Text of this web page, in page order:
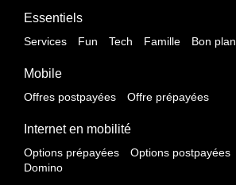
Essentiels
Services Fun Tech Famille Bon plan
Mobile
Offres postpayées Offre prépayées
Internet en mobilité
Options prépayées Options postpayées
Domino